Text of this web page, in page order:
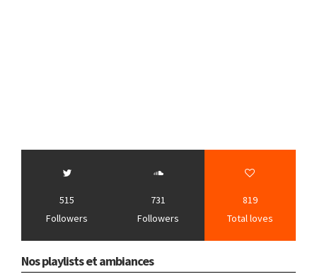
515
Followers
731
Followers
819
Total loves
Nos playlists et ambiances